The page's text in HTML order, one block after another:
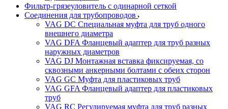
Фильтр-грязеуловитель с одинарной сеткой
Соединения для трубопроводов
VAG DC Специальная муфта для труб одного
внешнего диаметра
VAG DFA Фланцевый адаптер для труб разных
наружных диаметров
VAG DJ Монтажная вставка фиксируемая, со
сквозными анкерными болтами с обеих сторон
VAG GC Муфта для пластиковых труб
VAG GFA Фланцевый адаптер для пластиковых
труб
VAG RC Регулируемая муфта для труб разных